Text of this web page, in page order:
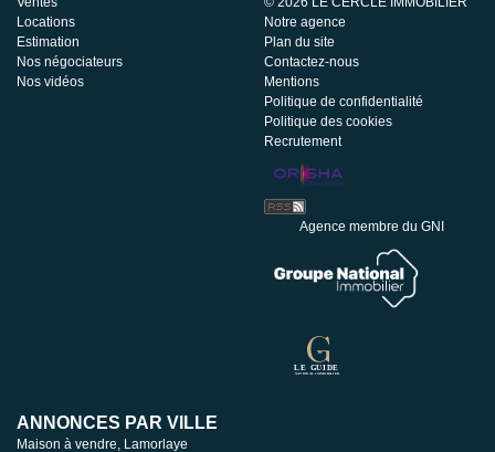
Locations
Estimation
Nos négociateurs
Nos vidéos
Notre agence
Plan du site
Contactez-nous
Mentions
Politique de confidentialité
Politique des cookies
Recrutement
Agence membre du GNI
ANNONCES PAR VILLE
Maison à vendre, Lamorlaye